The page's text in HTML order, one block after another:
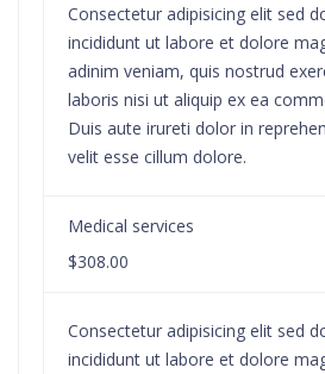
Consectetur adipisicing elit sed
incididunt ut labore et dolore
adinim veniam, quis nostrud
laboris nisi ut aliquip ex ea
Duis aute irureti dolor in
velit esse cillum dolore.
Medical services
$308.00
Consectetur adipisicing elit sed
incididunt ut labore et dolore